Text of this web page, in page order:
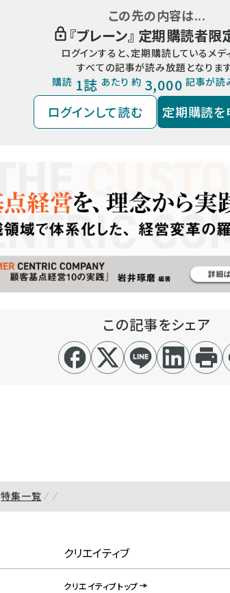
この先の内容は...
『ブレーン』 定期購読者限
ログインすると、定期購読しているメデ
すべての記事が読み放題となります
購読 1誌 あたり 約 3,000 記事が読
ログインして読む 定期購読を
この記事をシェア
特集一覧
クリエイティブ
クリエイティブトップ